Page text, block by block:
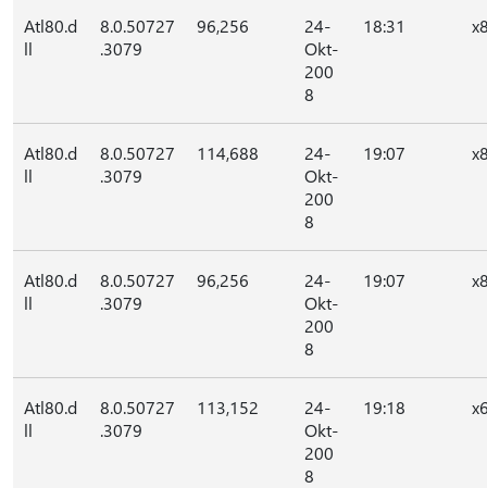
Atl80.d
ll
8.0.50727
.3079
96,256
24-
Okt-
200
8
18:31
Atl80.d
ll
8.0.50727
.3079
114,688
24-
Okt-
200
8
19:07
Atl80.d
ll
8.0.50727
.3079
96,256
24-
Okt-
200
8
19:07
Atl80.d
ll
8.0.50727
.3079
113,152
24-
Okt-
200
8
19:18